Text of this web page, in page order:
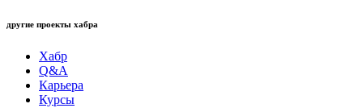
другие проекты хабра
Хабр
Q&A
Карьера
Курсы